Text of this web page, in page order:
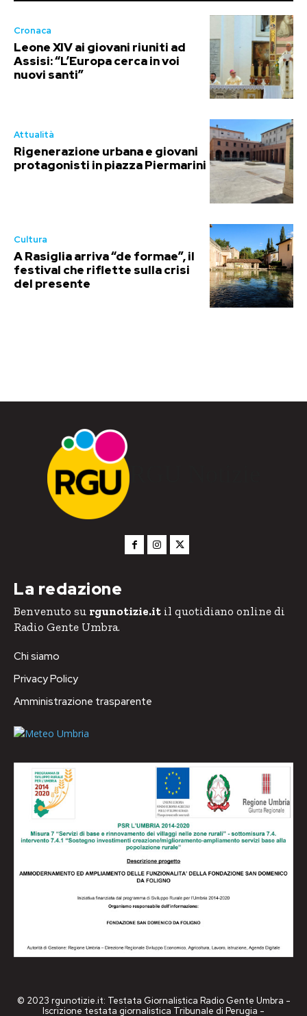
Cronaca
Leone XIV ai giovani riuniti ad
Assisi: “L’Europa cerca in voi
nuovi santi”
Attualità
Rigenerazione urbana e giovani
protagonisti in piazza Piermarini
Cultura
A Rasiglia arriva “de formae”, il
festival che riflette sulla crisi
del presente
RGU Notizie
La redazione
Benvenuto su rgunotizie.it il quotidiano online di
Radio Gente Umbra.
Chi siamo
Privacy Policy
Amministrazione trasparente
© 2023 rgunotizie.it: Testata Giornalistica Radio Gente Umbra -
Iscrizione testata giornalistica Tribunale di Perugia -